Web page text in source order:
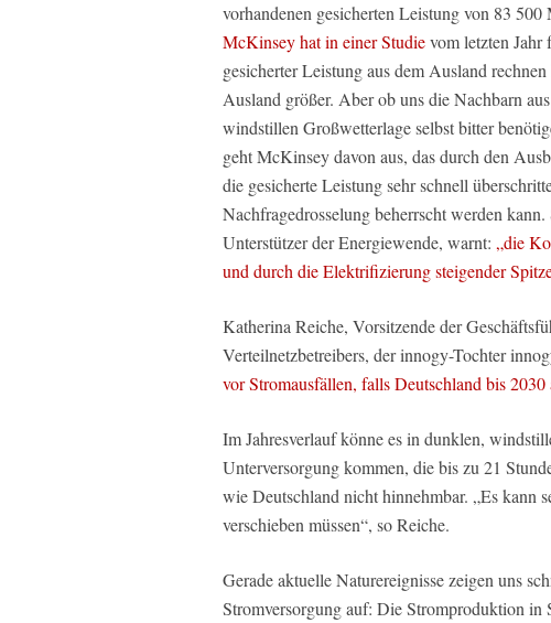
vorhandenen gesicherten Leistung von 83
McKinsey hat in einer Studievom letzten Jahr
gesicherter Leistung aus dem Ausland
Ausland größer. Aber ob uns die Nachbarn
windstillen Großwetterlage selbst bitter
geht McKinsey davon aus, das durch den
die gesicherte Leistung sehr schnell
Nachfragedrosselung beherrscht werden
Unterstützer der Energiewende, warnt: „die
und durch die Elektrifizierung steigender
Katherina Reiche, Vorsitzende der
Verteilnetzbetreibers, der innogy-Tochter
vor Stromausfällen, falls Deutschland bis
Im Jahresverlauf könne es in dunklen,
Unterversorgung kommen, die bis zu 21
wie Deutschland nicht hinnehmbar. „Es kann
verschieben müssen“, so Reiche.
Gerade aktuelle Naturereignisse zeigen uns
Stromversorgung auf: Die Stromproduktion in